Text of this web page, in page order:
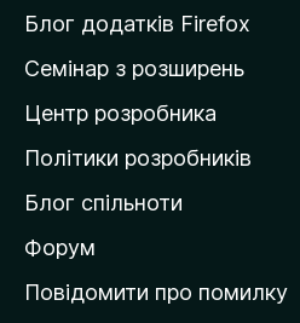
и
а
д
о
і
в
к
Блог додатків Firefox
Семінар з розширень
Центр розробника
Політики розробників
Блог спільноти
Форум
Повідомити про помилку